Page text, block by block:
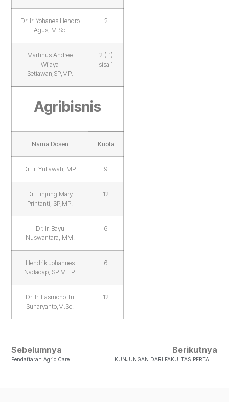
Dr. Ir. Yohanes Hendro
Agus, M.Sc.
2
Martinus Andree
Wijaya
Setiawan,SP,MP.
2 (-1)
sisa 1
Agribisnis
Nama Dosen Kuota
Dr. Ir. Yuliawati, MP. 9
Dr. Tinjung Mary
Prihtanti, SP,MP.
12
Dr. Ir. Bayu
Nuswantara, MM.
6
Hendrik Johannes
Nadadap, SP.M.EP.
6
Dr. Ir. Lasmono Tri
Sunaryanto,M.Sc.
12
Sebelumnya
Pendaftaran Agric Care
Berikutnya
KUNJUNGAN DARI FAKULTAS PERTANIAN DAN PERIKANAN UNTAG BANYUWANGI KE GRIYA GANDUM TROPIS UKSW